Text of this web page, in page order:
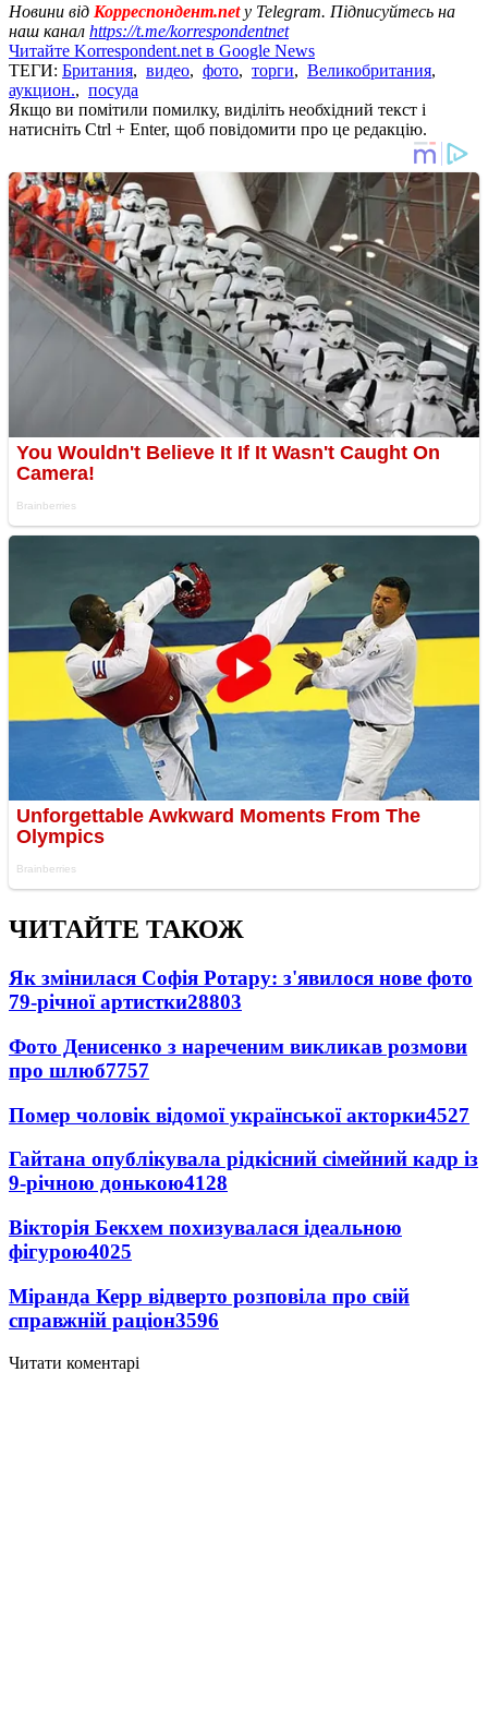
Новини від Корреспондент.netу Telegram. Підписуйтесь на
наш канал https://t.me/korrespondentnet
Читайте Korrespondent.net в Google News
ТЕГИ: Британия, видео, фото, торги, Великобритания,
аукцион., посуда
Якщо ви помітили помилку, виділіть необхідний текст і
натисніть Ctrl + Enter, щоб повідомити про це редакцію.
ЧИТАЙТЕ ТАКОЖ
Як змінилася Софія Ротару: з'явилося нове фото
79-річної артистки28803
Фото Денисенко з нареченим викликав розмови
про шлюб7757
Помер чоловік відомої української акторки4527
Гайтана опублікувала рідкісний сімейний кадр із
9-річною донькою4128
Вікторія Бекхем похизувалася ідеальною
фігурою4025
Міранда Керр відверто розповіла про свій
справжній раціон3596
Читати коментарі